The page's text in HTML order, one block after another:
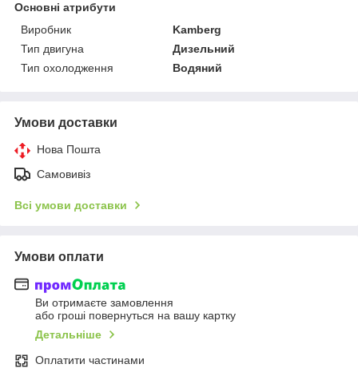
Основні атрибути
Виробник
Kamberg
Тип двигуна
Дизельний
Тип охолодження
Водяний
Умови доставки
Нова Пошта
Самовивіз
Всі умови доставки
Умови оплати
Ви отримаєте замовлення
або гроші повернуться на вашу картку
Детальніше
Оплатити частинами